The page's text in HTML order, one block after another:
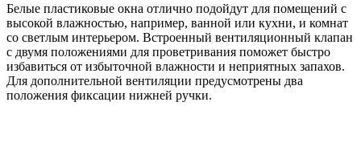
Белые пластиковые окна отлично подойдут для помещений с
высокой влажностью, например, ванной или кухни, и комнат
со светлым интерьером. Встроенный вентиляционный клапан
с двумя положениями для проветривания поможет быстро
избавиться от избыточной влажности и неприятных запахов.
Для дополнительной вентиляции предусмотрены два
положения фиксации нижней ручки.